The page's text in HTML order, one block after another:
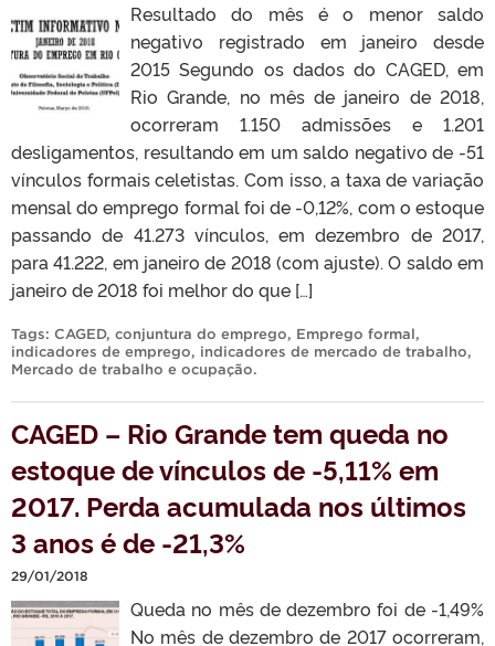
Resultado do mês é o menor saldo
negativo registrado em janeiro desde
2015 Segundo os dados do CAGED, em
Rio Grande, no mês de janeiro de 2018,
ocorreram 1.150 admissões e 1.201
desligamentos, resultando em um saldo negativo de -51
vínculos formais celetistas. Com isso, a taxa de variação
mensal do emprego formal foi de -0,12%, com o estoque
passando de 41.273 vínculos, em dezembro de 2017,
para 41.222, em janeiro de 2018 (com ajuste). O saldo em
janeiro de 2018 foi melhor do que […]
Tags: CAGED, conjuntura do emprego, Emprego formal,
indicadores de emprego, indicadores de mercado de trabalho,
Mercado de trabalho e ocupação.
CAGED – Rio Grande tem queda no
estoque de vínculos de -5,11% em
2017. Perda acumulada nos últimos
3 anos é de -21,3%
29/01/2018
Queda no mês de dezembro foi de -1,49%
No mês de dezembro de 2017 ocorreram,